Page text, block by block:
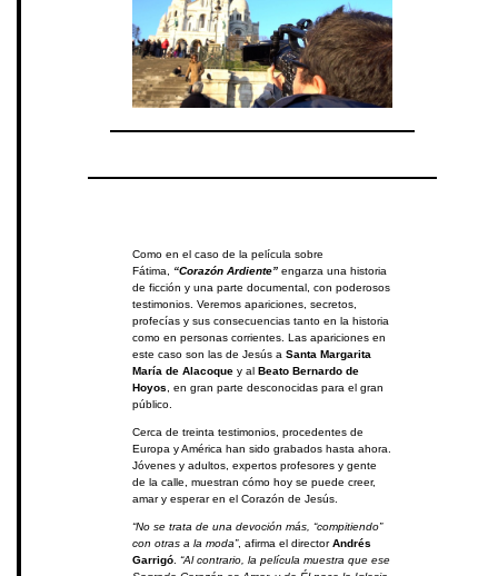
Como en el caso de la película sobre
Fátima, “Corazón Ardiente” engarza una historia
de ficción y una parte documental, con poderosos
testimonios. Veremos apariciones, secretos,
profecías y sus consecuencias tanto en la historia
como en personas corrientes. Las apariciones en
este caso son las de Jesús a Santa Margarita
María de Alacoque y al Beato Bernardo de
Hoyos, en gran parte desconocidas para el gran
público.
Cerca de treinta testimonios, procedentes de
Europa y América han sido grabados hasta ahora.
Jóvenes y adultos, expertos profesores y gente
de la calle, muestran cómo hoy se puede creer,
amar y esperar en el Corazón de Jesús.
“No se trata de una devoción más, “compitiendo”
con otras a la moda”, afirma el director Andrés
Garrigó. “Al contrario, la película muestra que ese